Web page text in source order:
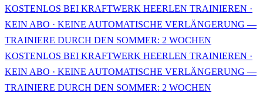
KOSTENLOS BEI KRAFTWERK HEERLEN TRAINIEREN ·
KEIN ABO · KEINE AUTOMATISCHE VERLÄNGERUNG —
TRAINIERE DURCH DEN SOMMER: 2 WOCHEN
KOSTENLOS BEI KRAFTWERK HEERLEN TRAINIEREN ·
KEIN ABO · KEINE AUTOMATISCHE VERLÄNGERUNG —
TRAINIERE DURCH DEN SOMMER: 2 WOCHEN